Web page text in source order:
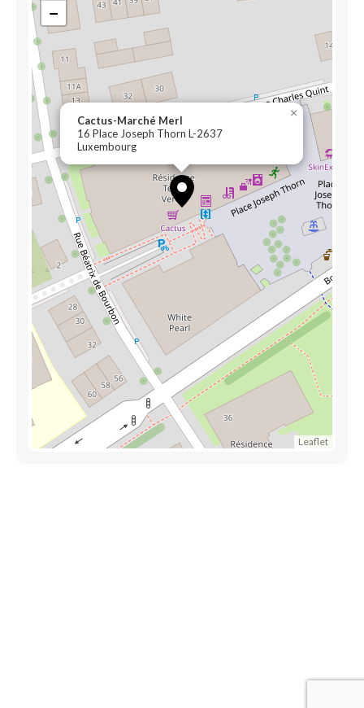
Cactus-Marché Merl
16 Place Joseph Thorn L-2637
Luxembourg
×
−
Leaflet